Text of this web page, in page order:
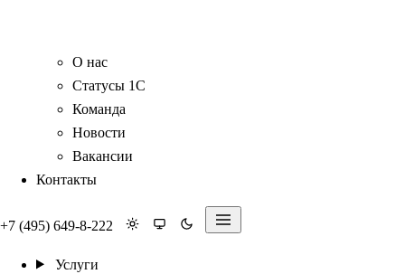
О нас
Статусы 1С
Команда
Новости
Вакансии
Контакты
+7 (495) 649-8-222
Услуги